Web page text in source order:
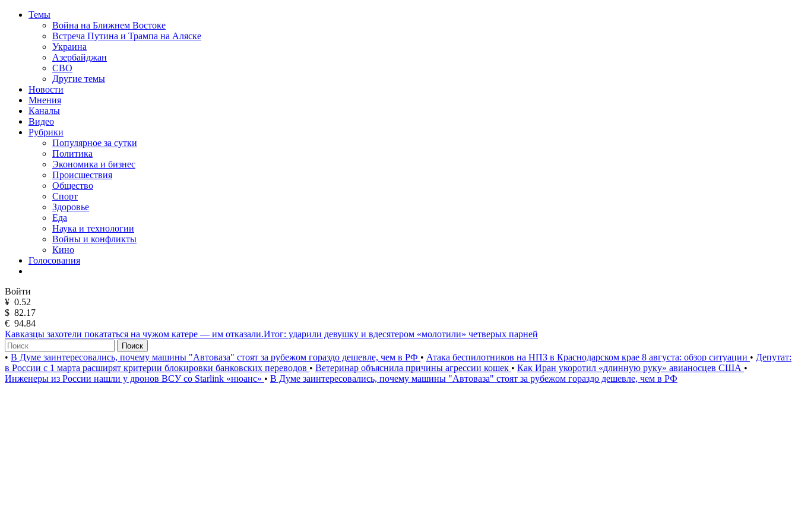
Темы
Война на Ближнем Востоке
Встреча Путина и Трампа на Аляске
Украина
Азербайджан
СВО
Другие темы
Новости
Мнения
Каналы
Видео
Рубрики
Популярное за сутки
Политика
Экономика и бизнес
Происшествия
Общество
Спорт
Здоровье
Еда
Наука и технологии
Войны и конфликты
Кино
Голосования
Войти
¥ 0.52
$ 82.17
€ 94.84
Кавказцы захотели покататься на чужом катере — им отказали.Итог: ударили девушку и вдесятером «молотили» четверых парней
Поиск
• В Думе заинтересовались, почему машины "Автоваза" стоят за рубежом гораздо дешевле, чем в РФ • Атака беспилотников на НПЗ в Краснодарском крае 8 августа: обзор ситуации • Депутат:
в России с 1 марта расширят критерии блокировки банковских переводов • Ветеринар объяснила причины агрессии кошек • Как Иран укоротил «длинную руку» авианосцев США •
Инженеры из России нашли у дронов ВСУ со Starlink «нюанс» • В Думе заинтересовались, почему машины "Автоваза" стоят за рубежом гораздо дешевле, чем в РФ